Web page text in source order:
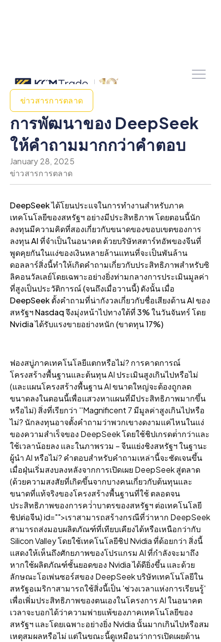
ข่าวสารการตลาด
การพัฒนาของ DeepSeek
ให้คําถามมากกว่าคําตอบ
January 28, 2025
ข่าวสารการตลาด
DeepSeek ได้โยนประแจในการทํางานสําหรับภาค
เทคโนโลยีของสหรัฐฯ อย่างมีประสิทธิภาพ โดยตอนนี้นัก
ลงทุนมีความคิดที่สองเกี่ยวกับขนาดของขอบเขตของการ
ลงทุน AI ที่จําเป็นในอนาคต ด้วยบริษัทสตาร์ทอัพของจีนที่
พูดคุยกันในแง่ของเงินหลายล้านแทนที่จะเป็นพันล้าน
ดอลลาร์สิ่งนี้ทําให้เกิดคําถามเกี่ยวกับประสิทธิภาพสําหรับซิ
ลิคอนวัลเลย์โดยเฉพาะอย่างยิ่งท่ามกลางการประเมินมูลค่า
ที่สูงเป็นประวัติการณ์ (จนถึงเมื่อวานนี้) ดังนั้น เมื่อ
DeepSeek ตั้งคําถามที่น่ากังวลเกี่ยวกับชื่อเสียงด้าน AI ของ
สหรัฐฯ Nasdaq จึงมุ่งหน้าไปทางใต้ที่ 3% ในวันจันทร์ โดย
Nvidia ได้รับแรงขายอย่างหนัก (ขาดทุน 17%)
ฟองสบู่ภาคเทคโนโลยีแตกหรือไม่? การคาดการณ์
โครงสร้างพื้นฐานและต้นทุน AI ประเมินสูงเกินไปหรือไม่
(และแผนโครงสร้างพื้นฐาน AI ขนาดใหญ่จะต้องถูกลด
ขนาดลงในตอนนี้เพื่อแสวงหาแผนที่มีประสิทธิภาพมากขึ้น
หรือไม่) สิ่งที่เรียกว่า ''Magnificent 7 มีมูลค่าสูงเกินไปหรือ
ไม่? นักลงทุนอาจตั้งคําถามว่าพวกเขางดงามแค่ไหนในแง่
ของความสําเร็จของ DeepSeek โดยใช้ชิปเกรดต่ํากว่าและ
ใช้เวลาน้อยลง และในภาพรวม – จีนแย่งชิงสหรัฐฯ ในฐานะ
ผู้นํา AI หรือไม่? คําตอบสําหรับคําถามเหล่านี้จะชัดเจนขึ้น
เมื่อฝุ่นเริ่มสงบลงหลังจากการเปิดเผย DeepSeek สู่ตลาด
(ด้วยความสงสัยที่เกิดขึ้นจากบางคนเกี่ยวกับต้นทุนและ
ขนาดที่แท้จริงของโครงสร้างพื้นฐานที่ใช้ ตลอดจน
ประสิทธิภาพของการคว่ําบาตรของสหรัฐฯ ต่อเทคโนโลยี
ชิปต่อจีน) id="">เราสามารถสร้างกรณีที่ว่าหาก DeepSeek
สามารถส่งมอบผลิตภัณฑ์ที่เทียบเคียงได้หรือเหนือกว่ากับ
Silicon Valley โดยใช้เทคโนโลยีชิป Nvidia ที่ด้อยกว่า สิ่งนี้
แสดงให้เห็นถึงศักยภาพของโปรแกรม AI ที่กําลังจะมาถึง
หากใช้ผลิตภัณฑ์ชั้นยอดของ Nvidia ได้ดียิ่งขึ้น และด้วย
ลักษณะโอเพ่นซอร์สของ DeepSeek บริษัทเทคโนโลยีใน
สหรัฐอเมริกาสามารถใช้สิ่งนี้เป็น 'ช่วงเวลาแห่งการเรียนรู้'
เพื่อเพิ่มประสิทธิภาพของตนเองในโครงการ AI ในอนาคต
เวลาจะบอกได้ว่าความพ่ายแพ้ของภาคเทคโนโลยีของ
สหรัฐฯ และโดยเฉพาะอย่างยิ่ง Nvidia นั้นมากเกินไปหรือสม
เหตุสมผลหรือไม่ แต่ในขณะนี้ดูเหมือนว่าการเปิดเผยด้าน